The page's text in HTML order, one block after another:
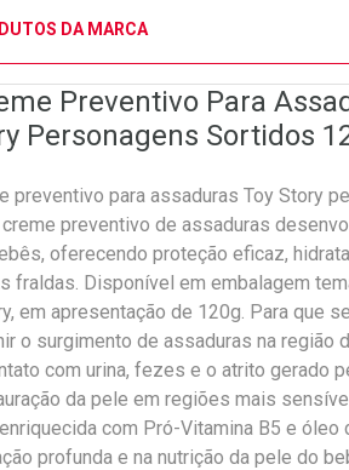
DA MARCA
Preventivo Para
Personagens Sortidos
preventivo para assaduras Toy Story
preventivo de assaduras
oferecendo proteção eficaz,
fraldas. Disponível em embalagem
em apresentação de 120g. Para que
o surgimento de assaduras na região
com urina, fezes e o atrito gerado
da pele em regiões mais
com Pró-Vitamina B5 e óleo
profunda e na nutrição da pele do